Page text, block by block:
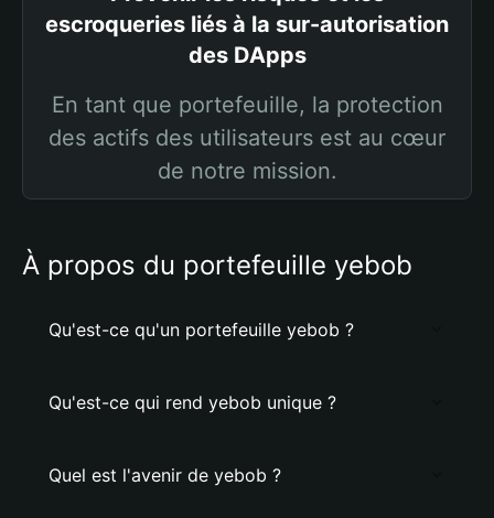
escroqueries liés à la sur-autorisation
des DApps
En tant que portefeuille, la protection
des actifs des utilisateurs est au cœur
de notre mission.
À propos du portefeuille yebob
Qu'est-ce qu'un portefeuille yebob ?
Qu'est-ce qui rend yebob unique ?
Quel est l'avenir de yebob ?